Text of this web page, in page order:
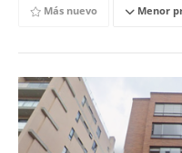
Más nuevo Menor